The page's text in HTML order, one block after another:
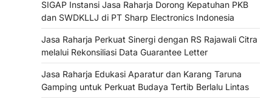
SIGAP Instansi Jasa Raharja Dorong Kepatuhan PKB
dan SWDKLLJ di PT Sharp Electronics Indonesia
Jasa Raharja Perkuat Sinergi dengan RS Rajawali Citra
melalui Rekonsiliasi Data Guarantee Letter
Jasa Raharja Edukasi Aparatur dan Karang Taruna
Gamping untuk Perkuat Budaya Tertib Berlalu Lintas